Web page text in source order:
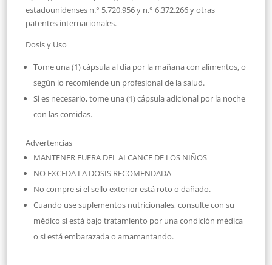
estadounidenses n.° 5.720.956 y n.° 6.372.266 y otras
patentes internacionales.
Dosis y Uso
Tome una (1) cápsula al día por la mañana con alimentos, o
según lo recomiende un profesional de la salud.
Si es necesario, tome una (1) cápsula adicional por la noche
con las comidas.
Advertencias
MANTENER FUERA DEL ALCANCE DE LOS NIÑOS
NO EXCEDA LA DOSIS RECOMENDADA
No compre si el sello exterior está roto o dañado.
Cuando use suplementos nutricionales, consulte con su
médico si está bajo tratamiento por una condición médica
o si está embarazada o amamantando.